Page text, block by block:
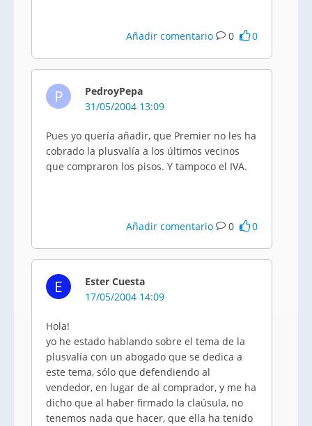
Añadir comentario 0 0
P
PedroyPepa
31/05/2004 13:09
Pues yo quería añadir, que Premier no les ha
cobrado la plusvalía a los últimos vecinos
que compraron los pisos. Y tampoco el IVA.
Añadir comentario 0 0
E
Ester Cuesta
17/05/2004 14:09
Hola!
yo he estado hablando sobre el tema de la
plusvalía con un abogado que se dedica a
este tema, sólo que defendiendo al
vendedor, en lugar de al comprador, y me ha
dicho que al haber firmado la claúsula, no
tenemos nada que hacer, que ella ha tenido